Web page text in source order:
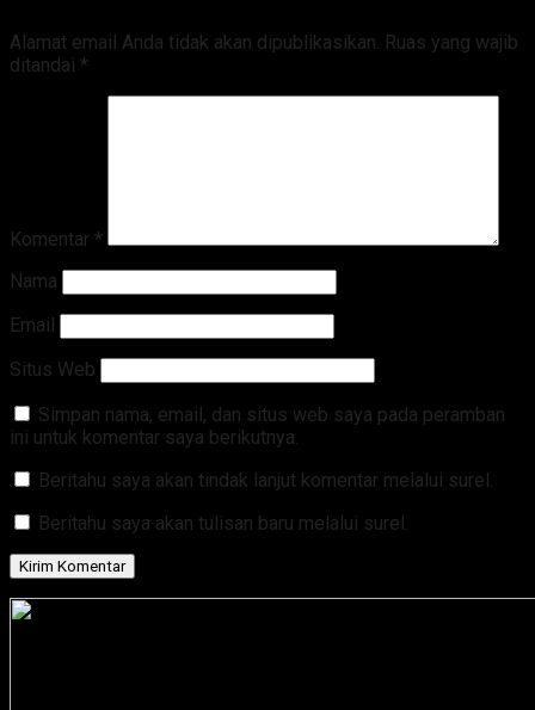
Alamat email Anda tidak akan dipublikasikan. Ruas yang wajib
ditandai *
Komentar *
Nama
Email
Situs Web
Simpan nama, email, dan situs web saya pada peramban
ini untuk komentar saya berikutnya.
Beritahu saya akan tindak lanjut komentar melalui surel.
Beritahu saya akan tulisan baru melalui surel.